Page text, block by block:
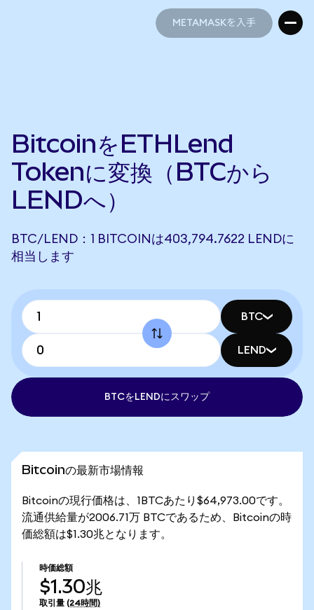
METAMASKを入手
BitcoinをETHLend
Tokenに変換（BTCから
LENDへ）
BTC/LEND：1 BITCOINは403,794.7622 LENDに
相当します
BTC
LEND
BTCをLENDにスワップ
Bitcoinの最新市場情報
Bitcoinの現行価格は、1BTCあたり$64,973.00です。
流通供給量が2006.71万 BTCであるため、Bitcoinの時
価総額は$1.30兆となります。
時価総額
$1.30兆
取引量 (24時間)